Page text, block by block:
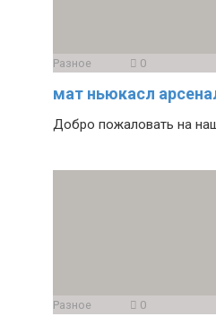
Разное 0
мат ньюкасл
Добро пожаловать на
Разное 0